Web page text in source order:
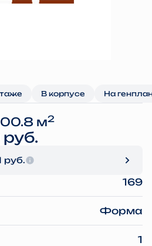
В корпусе На
м2
руб.
169
Форма
1